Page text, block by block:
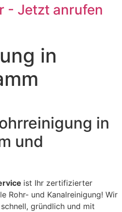
- Jetzt anrufen
in
in
und
ist Ihr zertifizierter
Rohr- und Kanalreinigung! Wir
gründlich und mit